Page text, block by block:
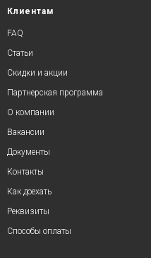
Клиентам
FAQ
Статьи
Скидки и акции
Партнерская программа
О компании
Вакансии
Документы
Контакты
Как доехать
Реквизиты
Способы оплаты